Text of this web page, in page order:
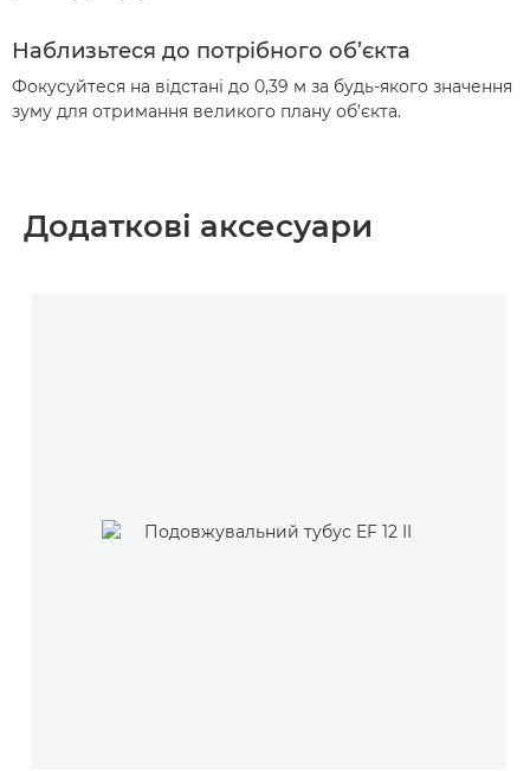
Наблизьтеся до потрібного об’єкта
Фокусуйтеся на відстані до 0,39 м за будь-якого значення
зуму для отримання великого плану об’єкта.
Додаткові аксесуари